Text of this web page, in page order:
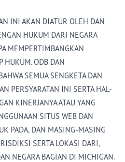
INI AKAN DIATUR OLEH DAN
HUKUM DARI NEGARA
MEMPERTIMBANGKAN
HUKUM. ODB DAN
SEMUA SENGKETA DAN
PERSYARATAN INI SERTA HAL-
KINERJANYA ATAU YANG
SITUS WEB DAN
PADA, DAN MASING-MASING
SERTA LOKASI DARI,
NEGARA BAGIAN DI MICHIGAN.